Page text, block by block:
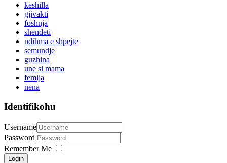
keshilla
gjivakti
foshnja
shendeti
ndihma e shpejte
semundje
guzhina
une si mama
femija
nena
Identifikohu
Username
Password
Remember Me
Login